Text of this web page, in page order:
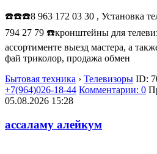
☎️☎️☎️8 963 172 03 30 , Установка
794 27 79 ☎️кронштейны для
ассортименте выезд мастера, а
фай триколор, продажа обмен
Бытовая техника › Телевизоры ID:
+7(964)026-18-44 Комментарии: 0
05.08.2026 15:28
ассаламу алейкум